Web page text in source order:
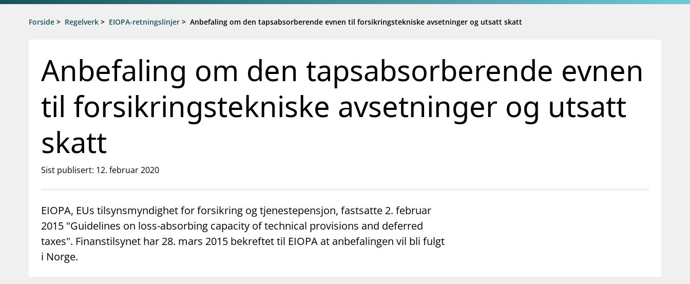
Gå til hovedinnhold
Gå til søkesiden
Forside > Regelverk > EIOPA-retningslinjer > Anbefaling om den tapsabsorberende evnen til forsikringstekniske avsetninger og utsatt skatt
Anbefaling om den tapsabsorberende evnen
til forsikringstekniske avsetninger og utsatt
skatt
Sist publisert: 12. februar 2020
EIOPA, EUs tilsynsmyndighet for forsikring og tjenestepensjon, fastsatte 2. februar
2015 "Guidelines on loss-absorbing capacity of technical provisions and deferred
taxes". Finanstilsynet har 28. mars 2015 bekreftet til EIOPA at anbefalingen vil bli fulgt
i Norge.